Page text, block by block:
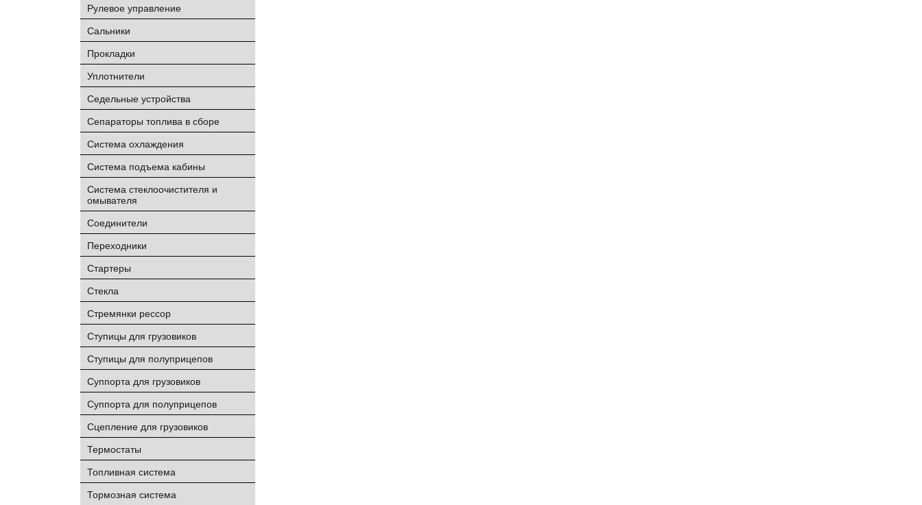
Рулевое управление
Сальники
Прокладки
Уплотнители
Седельные устройства
Сепараторы топлива в сборе
Система охлаждения
Система подъема кабины
Система стеклоочистителя и
омывателя
Соединители
Переходники
Стартеры
Стекла
Стремянки рессор
Ступицы для грузовиков
Ступицы для полуприцепов
Суппорта для грузовиков
Суппорта для полуприцепов
Сцепление для грузовиков
Термостаты
Топливная система
Тормозная система